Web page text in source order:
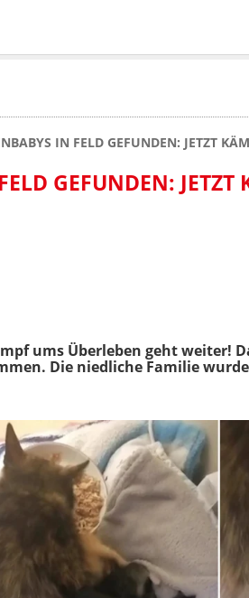
IN FELD GEFUNDEN: JETZT
GEFUNDEN: JETZT
ums Überleben geht weiter!
Die niedliche Familie